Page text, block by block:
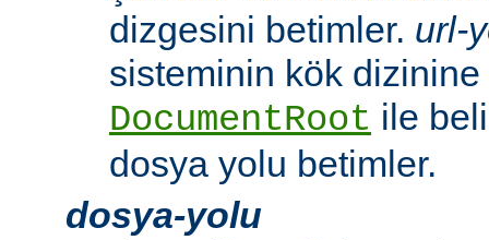
dizgesini betimler. url-
sisteminin kök
DocumentRoot ile
dosya yolu betimler.
dosya-yolu